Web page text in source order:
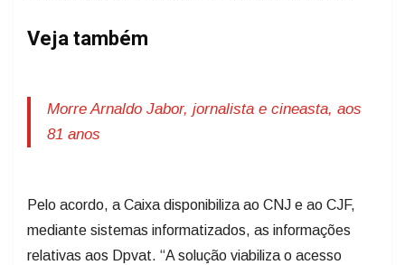
Veja também
Morre Arnaldo Jabor, jornalista e cineasta, aos
81 anos
Pelo acordo, a Caixa disponibiliza ao CNJ e ao CJF,
mediante sistemas informatizados, as informações
relativas aos Dpvat. “A solução viabiliza o acesso